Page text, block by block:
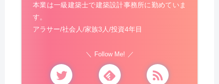
本業は一級建築士で建築設計事務所に勤めていま
す。
アラサー/社会人/家族3人/投資4年目
Follow Me!